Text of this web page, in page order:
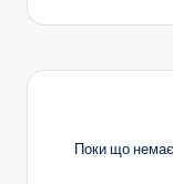
Поки що